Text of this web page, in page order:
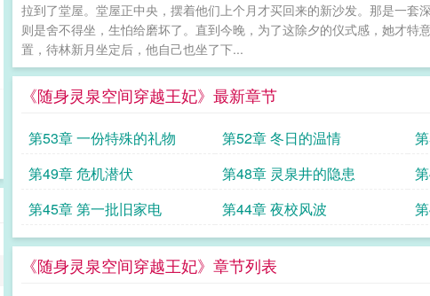
拉到了堂屋。堂屋正中央，摆着他们上个月才买回来的新沙发。那是一套
则是舍不得坐，生怕给磨坏了。直到今晚，为了这除夕的仪式感，她才特
置，待林新月坐定后，他自己也坐了下...
《随身灵泉空间穿越王妃》最新章节
第53章 一份特殊的礼物 第52章 冬日的温情
第49章 危机潜伏
第48章 灵泉井的隐患
第45章 第一批旧家电
第44章 夜校风波
《随身灵泉空间穿越王妃》章节列表